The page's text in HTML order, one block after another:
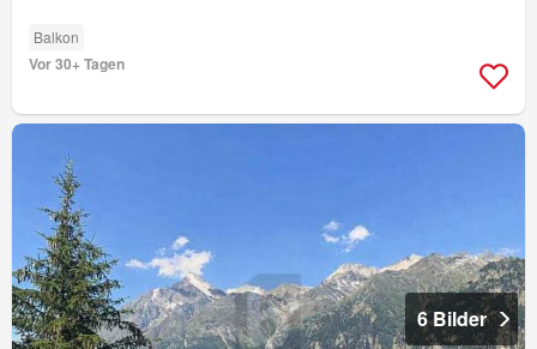
Balkon
Vor 30+ Tagen
6 Bilder